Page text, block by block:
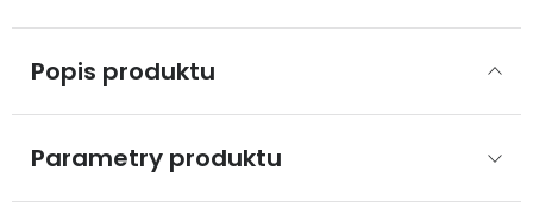
Popis produktu
Parametry produktu